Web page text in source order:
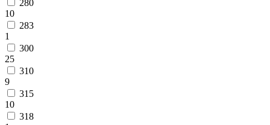
280
10
283
1
300
25
310
9
315
10
318